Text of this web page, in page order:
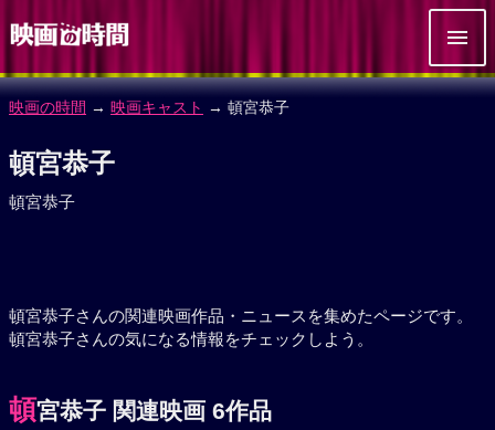
映画の時間 → 映画キャスト → 頓宮恭子
頓宮恭子
頓宮恭子
頓宮恭子さんの関連映画作品・ニュースを集めたページです。
頓宮恭子さんの気になる情報をチェックしよう。
頓宮恭子 関連映画 6作品